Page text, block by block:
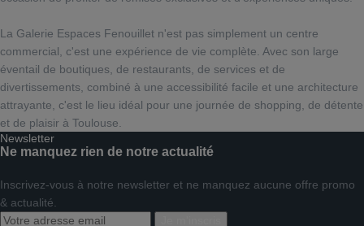
La Galerie Espaces Fenouillet n'est pas simplement un centre
commercial, c'est une expérience de vie complète. Avec son large
éventail de boutiques, de restaurants, de services et de
divertissements, combiné à une accessibilité facile et une architecture
attrayante, c'est le lieu idéal pour une journée de shopping, de détente
et de plaisir à Toulouse.
Newsletter
Ne manquez rien de notre actualité
Inscrivez-vous à notre newsletter et ne manquez aucune offre promo
& actualité.